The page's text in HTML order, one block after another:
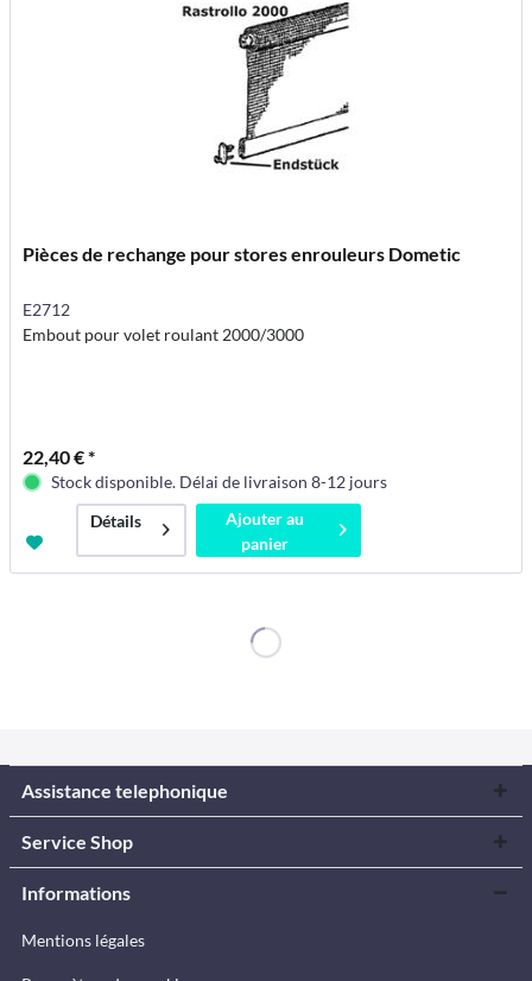
Pièces de rechange pour stores enrouleurs Dometic
E2712
Embout pour volet roulant 2000/3000
22,40 € *
Stock disponible. Délai de livraison 8-12 jours
Détails
Ajouter au
panier
Assistance telephonique
Service Shop
Informations
Mentions légales